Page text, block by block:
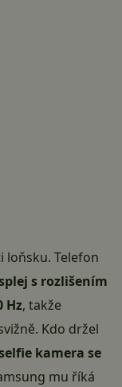
loňsku. Telefon
s rozlišením
Hz, takže
Kdo držel
kamera se
mu říká